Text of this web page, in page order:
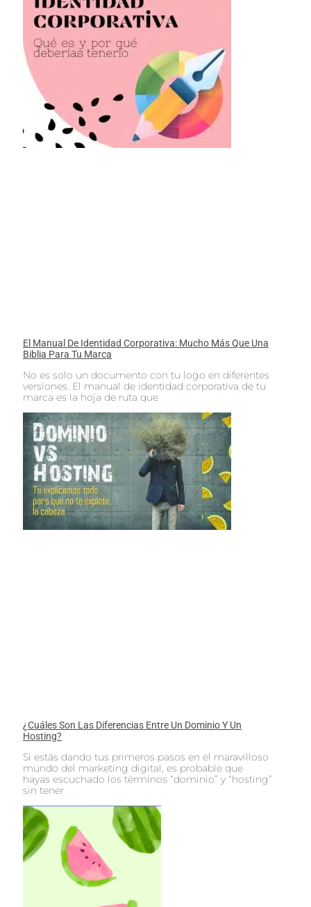
El Manual De Identidad Corporativa: Mucho Más Que Una
Biblia Para Tu Marca
No es solo un documento con tu logo en diferentes
versiones. El manual de identidad corporativa de tu
marca es la hoja de ruta que
¿Cuáles Son Las Diferencias Entre Un Dominio Y Un
Hosting?
Si estás dando tus primeros pasos en el maravilloso
mundo del marketing digital, es probable que
hayas escuchado los términos “dominio” y “hosting”
sin tener